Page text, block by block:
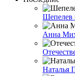
Шепелев
Анна
Наталья